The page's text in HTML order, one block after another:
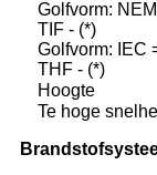
Golfvorm:
TIF - (*)
Golfvorm: IEC
THF - (*)
Hoogte
Te hoge